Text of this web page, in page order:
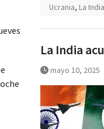
Ucrania, La India
La India
mayo 10, 2025